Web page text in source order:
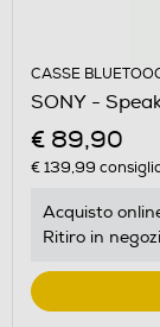
CASSE
SONY -
€ 89,90
€ 139,99
Acquisto
Ritiro in